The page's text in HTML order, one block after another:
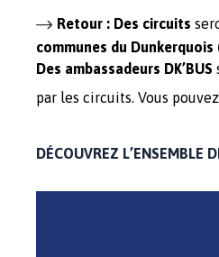
Retour : Des circuits
communes du
Des ambassadeurs DK’BUS
par les circuits. Vous
DÉCOUVREZ L’ENSEMBLE